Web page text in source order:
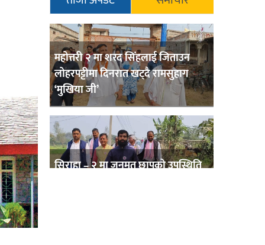
महोत्तरी २ मा शरद सिंहलाई जिताउन
लोहरपट्टीमा दिनरात खट्दै रामसुहाग
‘मुखिया जी’
सिराहा – २ मा जनमत छापको उपस्थिति